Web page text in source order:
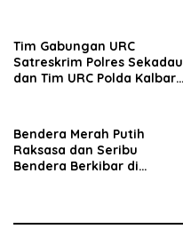
Tim Gabungan URC
Satreskrim Polres Sekadau
dan Tim URC Polda Kalbar
Bendera Merah Putih
Raksasa dan Seribu
Bendera Berkibar di